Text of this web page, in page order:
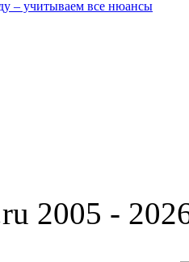
– учитываем все нюансы
2005 -